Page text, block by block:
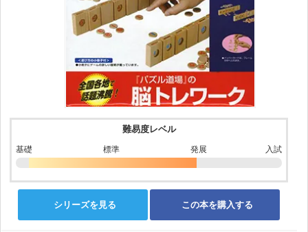
難易度レベル
基礎 標準 発展 入試
シリーズを見る この本を購入する